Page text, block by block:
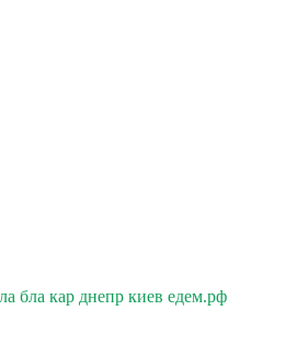
бла кар днепр киев едем.рф